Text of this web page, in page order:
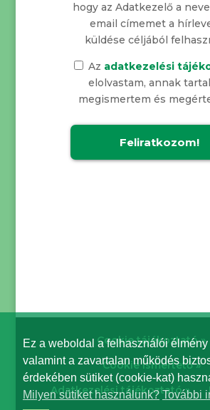
Ez a weboldal a felhasználói
valamint a zavartalan működés
érdekében sütiket (cookie-kat)
Milyen sütiket használunk? További
hogy az Adatkezelő a
email címemet a
küldése céljából
Az adatkezelési
elolvastam, annak
megismertem és
Cookie tájékoztató »
Cookie ismertető »
Adatkezelési tájékoztató »